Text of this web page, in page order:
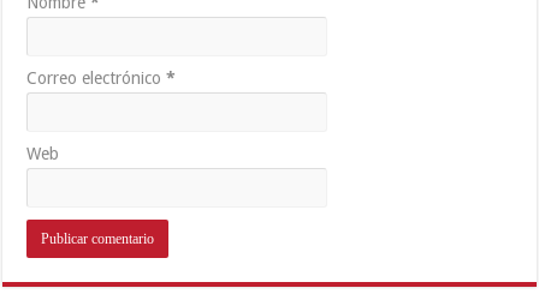
Correo electrónico*
Web